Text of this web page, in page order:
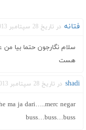
فتانه در تاریخ 28 سپتامبر 2013 گفته :
سلام نگارجون حتما بیا من
هست
shadi در تاریخ 28 سپتامبر 2013 گفته :
ma ja dari…..merc negar
buss…buss…buss